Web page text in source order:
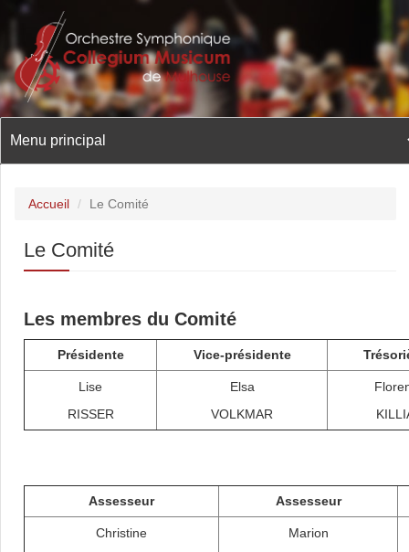
Aller
contenu
principal
Accueil / Le Comité
Le Comité
Les membres du Comité
Présidente Vice-présidente
Lise
RISSER
Elsa
VOLKMAR
Assesseur Assesseur
Christine
Marion